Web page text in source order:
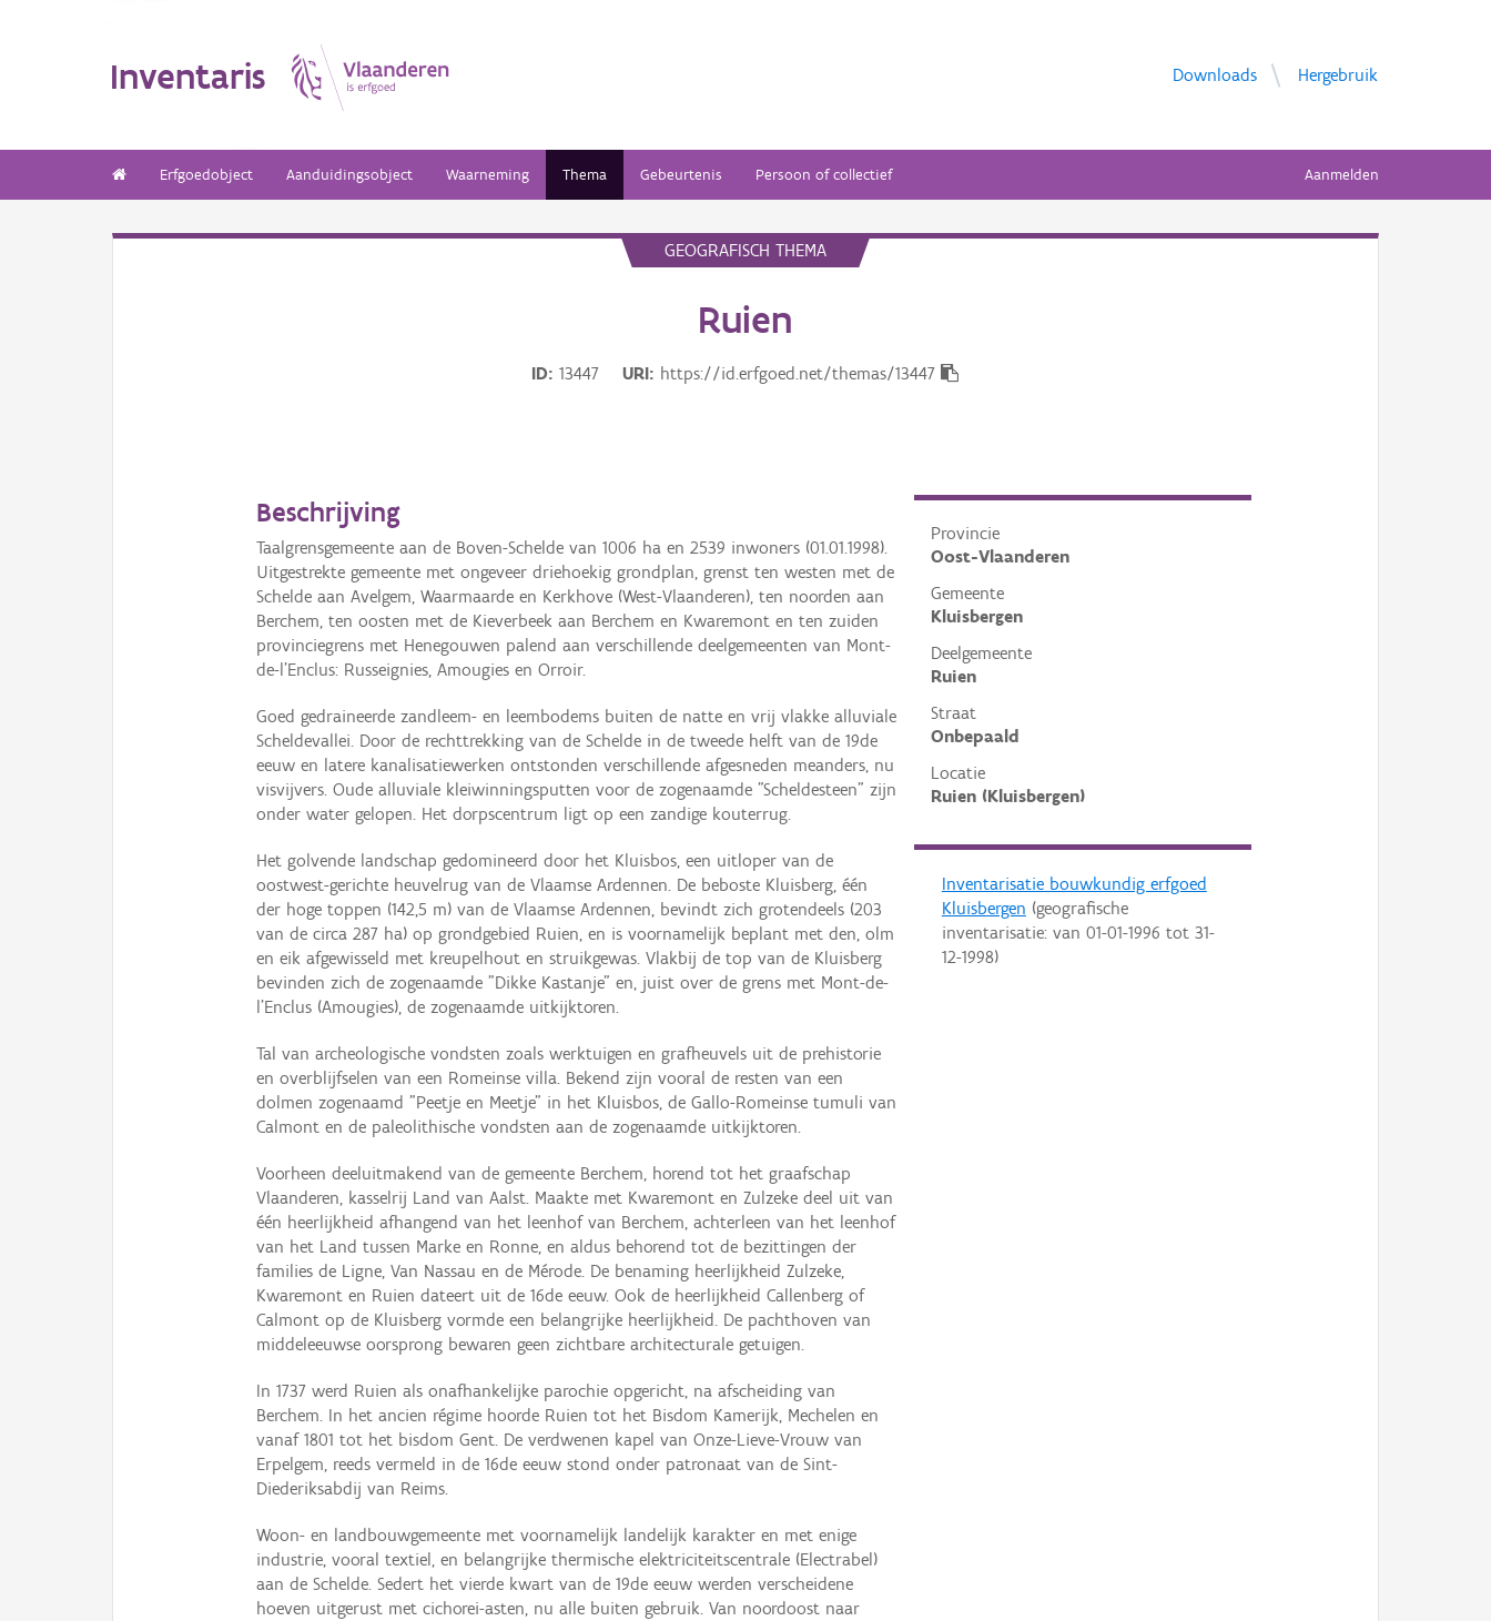
Inventaris Downloads Hergebruik
Erfgoedobject Aanduidingsobject Waarneming Thema Gebeurtenis Persoon of collectief Aanmelden
GEOGRAFISCH THEMA
Ruien
ID 13447 URI https://id.erfgoed.net/themas/13447
Provincie
Oost-Vlaanderen
Gemeente
Kluisbergen
Deelgemeente
Ruien
Straat
Onbepaald
Locatie
Ruien (Kluisbergen)
Inventarisatie bouwkundig erfgoed
Kluisbergen (geografische
inventarisatie: van 01-01-1996 tot 31-
12-1998)
Beschrijving
Taalgrensgemeente aan de Boven-Schelde van 1006 ha en 2539 inwoners (01.01.1998).
Uitgestrekte gemeente met ongeveer driehoekig grondplan, grenst ten westen met de
Schelde aan Avelgem, Waarmaarde en Kerkhove (West-Vlaanderen), ten noorden aan
Berchem, ten oosten met de Kieverbeek aan Berchem en Kwaremont en ten zuiden
provinciegrens met Henegouwen palend aan verschillende deelgemeenten van Mont-
de-l'Enclus: Russeignies, Amougies en Orroir.
Goed gedraineerde zandleem- en leembodems buiten de natte en vrij vlakke alluviale
Scheldevallei. Door de rechttrekking van de Schelde in de tweede helft van de 19de
eeuw en latere kanalisatiewerken ontstonden verschillende afgesneden meanders, nu
visvijvers. Oude alluviale kleiwinningsputten voor de zogenaamde "Scheldesteen" zijn
onder water gelopen. Het dorpscentrum ligt op een zandige kouterrug.
Het golvende landschap gedomineerd door het Kluisbos, een uitloper van de
oostwest-gerichte heuvelrug van de Vlaamse Ardennen. De beboste Kluisberg, één
der hoge toppen (142,5 m) van de Vlaamse Ardennen, bevindt zich grotendeels (203
van de circa 287 ha) op grondgebied Ruien, en is voornamelijk beplant met den, olm
en eik afgewisseld met kreupelhout en struikgewas. Vlakbij de top van de Kluisberg
bevinden zich de zogenaamde "Dikke Kastanje" en, juist over de grens met Mont-de-
l'Enclus (Amougies), de zogenaamde uitkijktoren.
Tal van archeologische vondsten zoals werktuigen en grafheuvels uit de prehistorie
en overblijfselen van een Romeinse villa. Bekend zijn vooral de resten van een
dolmen zogenaamd "Peetje en Meetje" in het Kluisbos, de Gallo-Romeinse tumuli van
Calmont en de paleolithische vondsten aan de zogenaamde uitkijktoren.
Voorheen deeluitmakend van de gemeente Berchem, horend tot het graafschap
Vlaanderen, kasselrij Land van Aalst. Maakte met Kwaremont en Zulzeke deel uit van
één heerlijkheid afhangend van het leenhof van Berchem, achterleen van het leenhof
van het Land tussen Marke en Ronne, en aldus behorend tot de bezittingen der
families de Ligne, Van Nassau en de Mérode. De benaming heerlijkheid Zulzeke,
Kwaremont en Ruien dateert uit de 16de eeuw. Ook de heerlijkheid Callenberg of
Calmont op de Kluisberg vormde een belangrijke heerlijkheid. De pachthoven van
middeleeuwse oorsprong bewaren geen zichtbare architecturale getuigen.
In 1737 werd Ruien als onafhankelijke parochie opgericht, na afscheiding van
Berchem. In het ancien régime hoorde Ruien tot het Bisdom Kamerijk, Mechelen en
vanaf 1801 tot het bisdom Gent. De verdwenen kapel van Onze-Lieve-Vrouw van
Erpelgem, reeds vermeld in de 16de eeuw stond onder patronaat van de Sint-
Diederiksabdij van Reims.
Woon- en landbouwgemeente met voornamelijk landelijk karakter en met enige
industrie, vooral textiel, en belangrijke thermische elektriciteitscentrale (Electrabel)
aan de Schelde. Sedert het vierde kwart van de 19de eeuw werden verscheidene
hoeven uitgerust met cichorei-asten, nu alle buiten gebruik. Van noordoost naar